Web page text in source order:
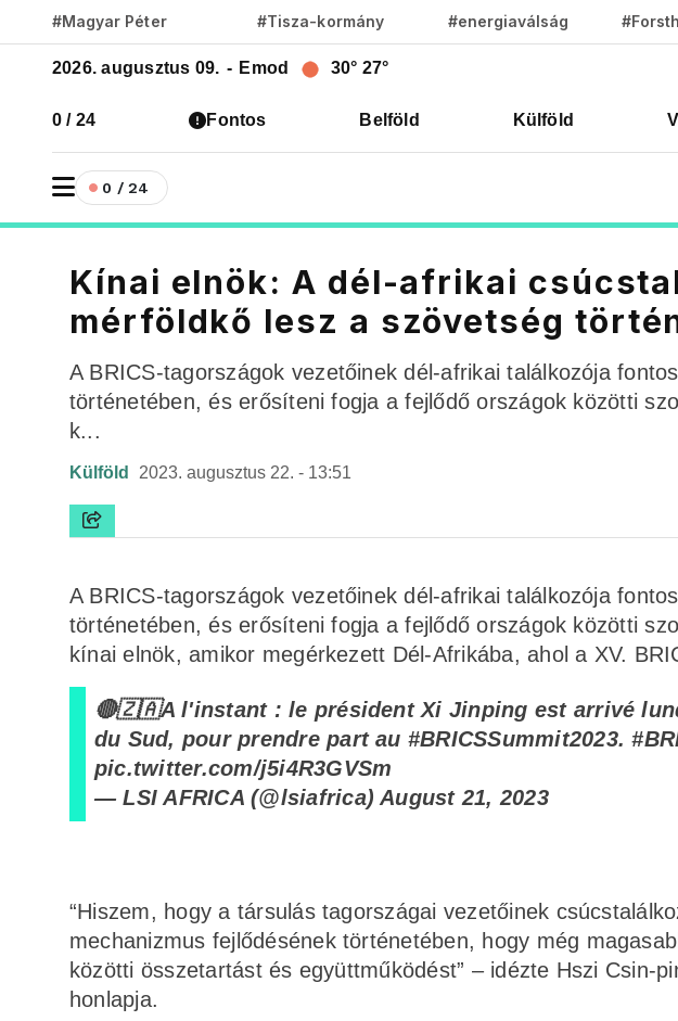
#Magyar Péter #Tisza-kormány #energiaválság
2026. augusztus 09. - Emod 30° 27°
0 / 24 Fontos Belföld Külföld
0 / 24
Kínai elnök: A dél-afrikai
mérföldkő lesz a szövetség
A BRICS-tagországok vezetőinek dél-afrikai találkozója
történetében, és erősíteni fogja a fejlődő országok közötti
k...
Külföld 2023. augusztus 22. - 13:51
A BRICS-tagországok vezetőinek dél-afrikai találkozója
történetében, és erősíteni fogja a fejlődő országok közötti
kínai elnök, amikor megérkezett Dél-Afrikába, ahol a XV.
🔴🇿🇦A l'instant : le président Xi Jinping est arrivé
du Sud, pour prendre part au #BRICSSummit2023.
pic.twitter.com/j5i4R3GVSm
— LSI AFRICA (@lsiafrica)August 21, 2023
“Hiszem, hogy a társulás tagországai vezetőinek
mechanizmus fejlődésének történetében, hogy még
közötti összetartást és együttműködést” – idézte Hszi Csin-
honlapja.